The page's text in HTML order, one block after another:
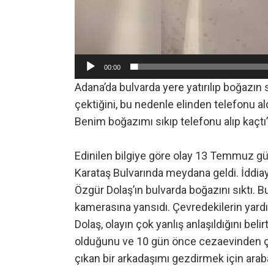
00:00
Adana’da bulvarda yere yatırılıp
çektiğini, bu nedenle elinden telefonu
Benim boğazımı sıkıp telefonu alıp
Edinilen bilgiye göre olay 13 Temmuz
Karataş Bulvarında meydana geldi.
Özgür Dolaş’ın bulvarda boğazını
kamerasına yansıdı. Çevredekilerin
Dolaş, olayın çok yanlış anlaşıldığını
olduğunu ve 10 gün önce cezaevinden
çıkan bir arkadaşımı gezdirmek için